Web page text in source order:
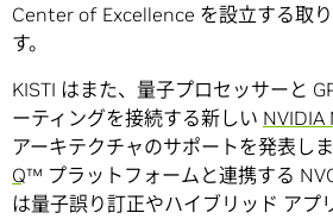
Center of Excellence を設立する取
す。
KISTI はまた、量子プロセッサーと
ーティングを接続する新しい NVIDIA
アーキテクチャのサポートを発表しま
Q™ プラットフォームと連携する
は量子誤り訂正やハイブリッド アプ